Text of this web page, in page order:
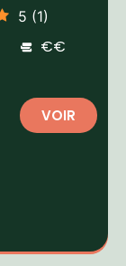
5 (1)
€€
VOIR